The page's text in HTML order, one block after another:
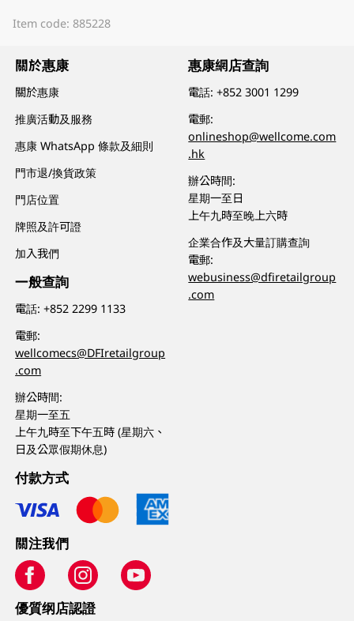
Item code: 885228
關於惠康
關於惠康
推廣活動及服務
惠康 WhatsApp 條款及細則
門市退/換貨政策
門店位置
牌照及許可證
加入我們
一般查詢
電話:+852 2299 1133
電郵:
wellcomecs@DFIretailgroup
.com
辦公時間:
星期一至五
上午九時至下午五時 (星期六、
日及公眾假期休息)
惠康網店查詢
電話:+852 3001 1299
電郵:
onlineshop@wellcome.com
.hk
辦公時間:
星期一至日
上午九時至晚上六時
企業合作及大量訂購查詢
電郵:
webusiness@dfiretailgroup
.com
付款方式
關注我們
優質纲店認證